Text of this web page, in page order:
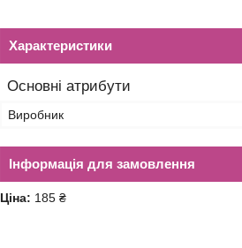
Характеристики
Основні атрибути
Виробник
Інформація для замовлення
Ціна: 185 ₴